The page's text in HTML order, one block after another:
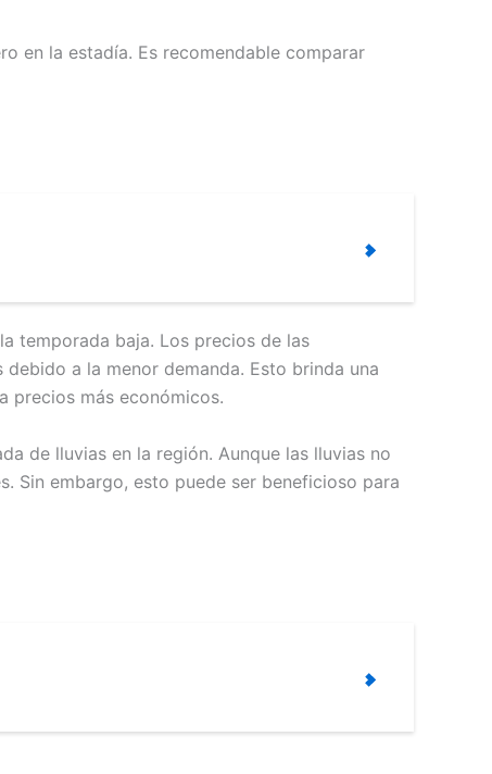
en la estadía. Es recomendable comparar
temporada baja. Los precios de las
a la menor demanda. Esto brinda una
precios más económicos.
de lluvias en la región. Aunque las lluvias no
Sin embargo, esto puede ser beneficioso para